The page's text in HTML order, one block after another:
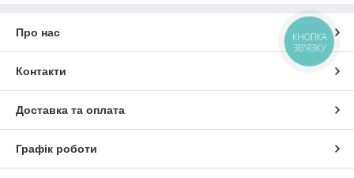
Про нас
Контакти
Доставка та оплата
Графік роботи
КНОПКА
ЗВ'ЯЗКУ